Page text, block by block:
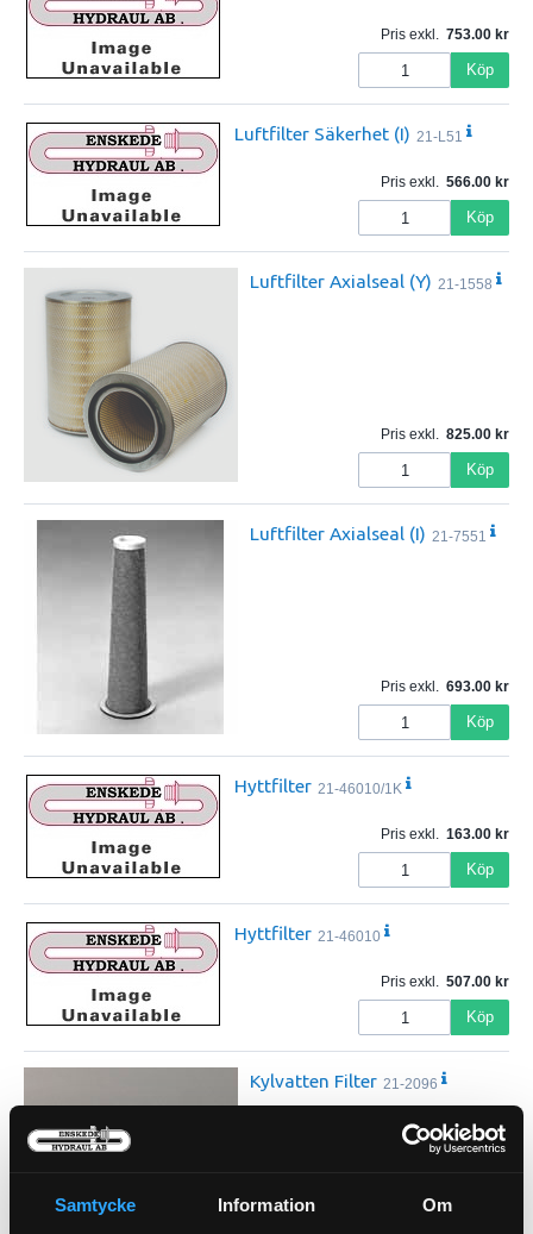
Samtycke Information Om
Pris exkl. 753.00
Köp
Luftfilter Säkerhet (I) 21-L51
Pris exkl. 566.00
Köp
Luftfilter Axialseal (Y) 21-1558
Pris exkl. 825.00
Köp
Luftfilter Axialseal (I) 21-7551
Pris exkl. 693.00
Köp
Hyttfilter 21-46010/1K
Pris exkl. 163.00
Köp
Hyttfilter 21-46010
Pris exkl. 507.00
Köp
Kylvatten Filter 21-2096